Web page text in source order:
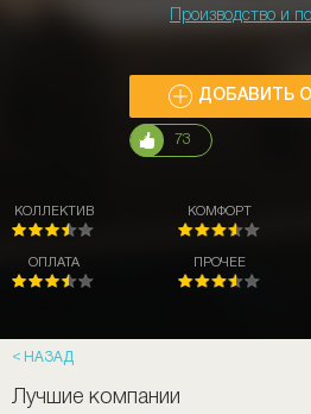
Производство и
ДОБАВИТЬ
73
КОЛЛЕКТИВ
ОПЛАТА
КОМФОРТ
ПРОЧЕЕ
НАЗАД
Лучшие компании